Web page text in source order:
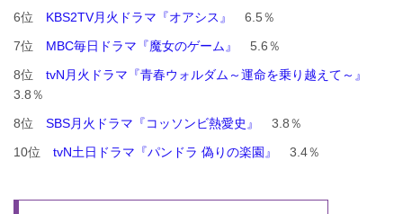
6位 KBS2TV月火ドラマ『オアシス』
6.5％
7位 MBC毎日ドラマ『魔女のゲーム』
5.6％
8位 tvN月火ドラマ『青春ウォルダム～運命を乗り越えて～』
3.8％
8位 SBS月火ドラマ『コッソンビ熱愛史』
3.8％
10位 tvN土日ドラマ『パンドラ 偽りの楽園』 3.4％